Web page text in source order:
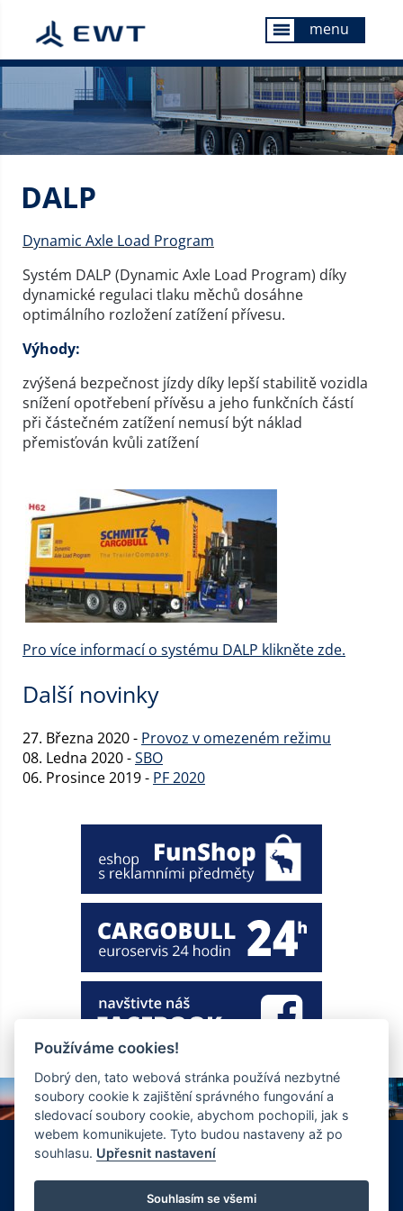
menu menu
DALP
Dynamic Axle Load Program
Systém DALP (Dynamic Axle Load Program) díky
dynamické regulaci tlaku měchů dosáhne
optimálního rozložení zatížení přívesu.
Výhody:
zvýšená bezpečnost jízdy díky lepší stabilitě vozidla
snížení opotřebení přívěsu a jeho funkčních částí
při částečném zatížení nemusí být náklad
přemisťován kvůli zatížení
Pro více informací o systému DALP klikněte zde.
Další novinky
27. Března 2020 - Provoz v omezeném režimu
08. Ledna 2020 -SBO
06. Prosince 2019 - PF 2020
+420 326 901 186
info@ewt.cz
© Copyright 2026 Společnost EWT spol. s.r.o., realizace
Používáme cookies!
Dobrý den, tato webová stránka používá nezbytné
soubory cookie k zajištění správného fungování a
sledovací soubory cookie, abychom pochopili, jak s
webem komunikujete. Tyto budou nastaveny až po
souhlasu. Upřesnit nastavení
Souhlasím se všemi